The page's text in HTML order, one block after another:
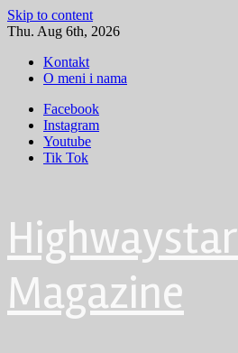
Skip to content
Thu. Aug 6th, 2026
Kontakt
O meni i nama
Facebook
Instagram
Youtube
Tik Tok
Highwaystar
Magazine